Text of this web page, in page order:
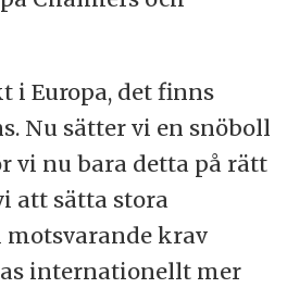
i Europa, det finns
Nu sätter vi en snöboll
vi nu bara detta på rätt
att sätta stora
krav
internationellt mer